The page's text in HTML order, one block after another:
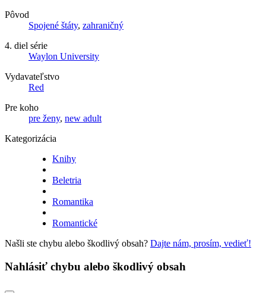
Pôvod
Spojené štáty, zahraničný
4. diel série
Waylon University
Vydavateľstvo
Red
Pre koho
pre ženy, new adult
Kategorizácia
Knihy
Beletria
Romantika
Romantické
Našli ste chybu alebo škodlivý obsah? Dajte nám, prosím, vedieť!
Nahlásiť chybu alebo škodlivý obsah